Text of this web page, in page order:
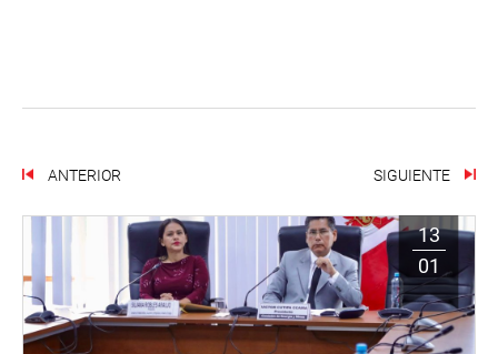
ANTERIOR SIGUIENTE
13
01